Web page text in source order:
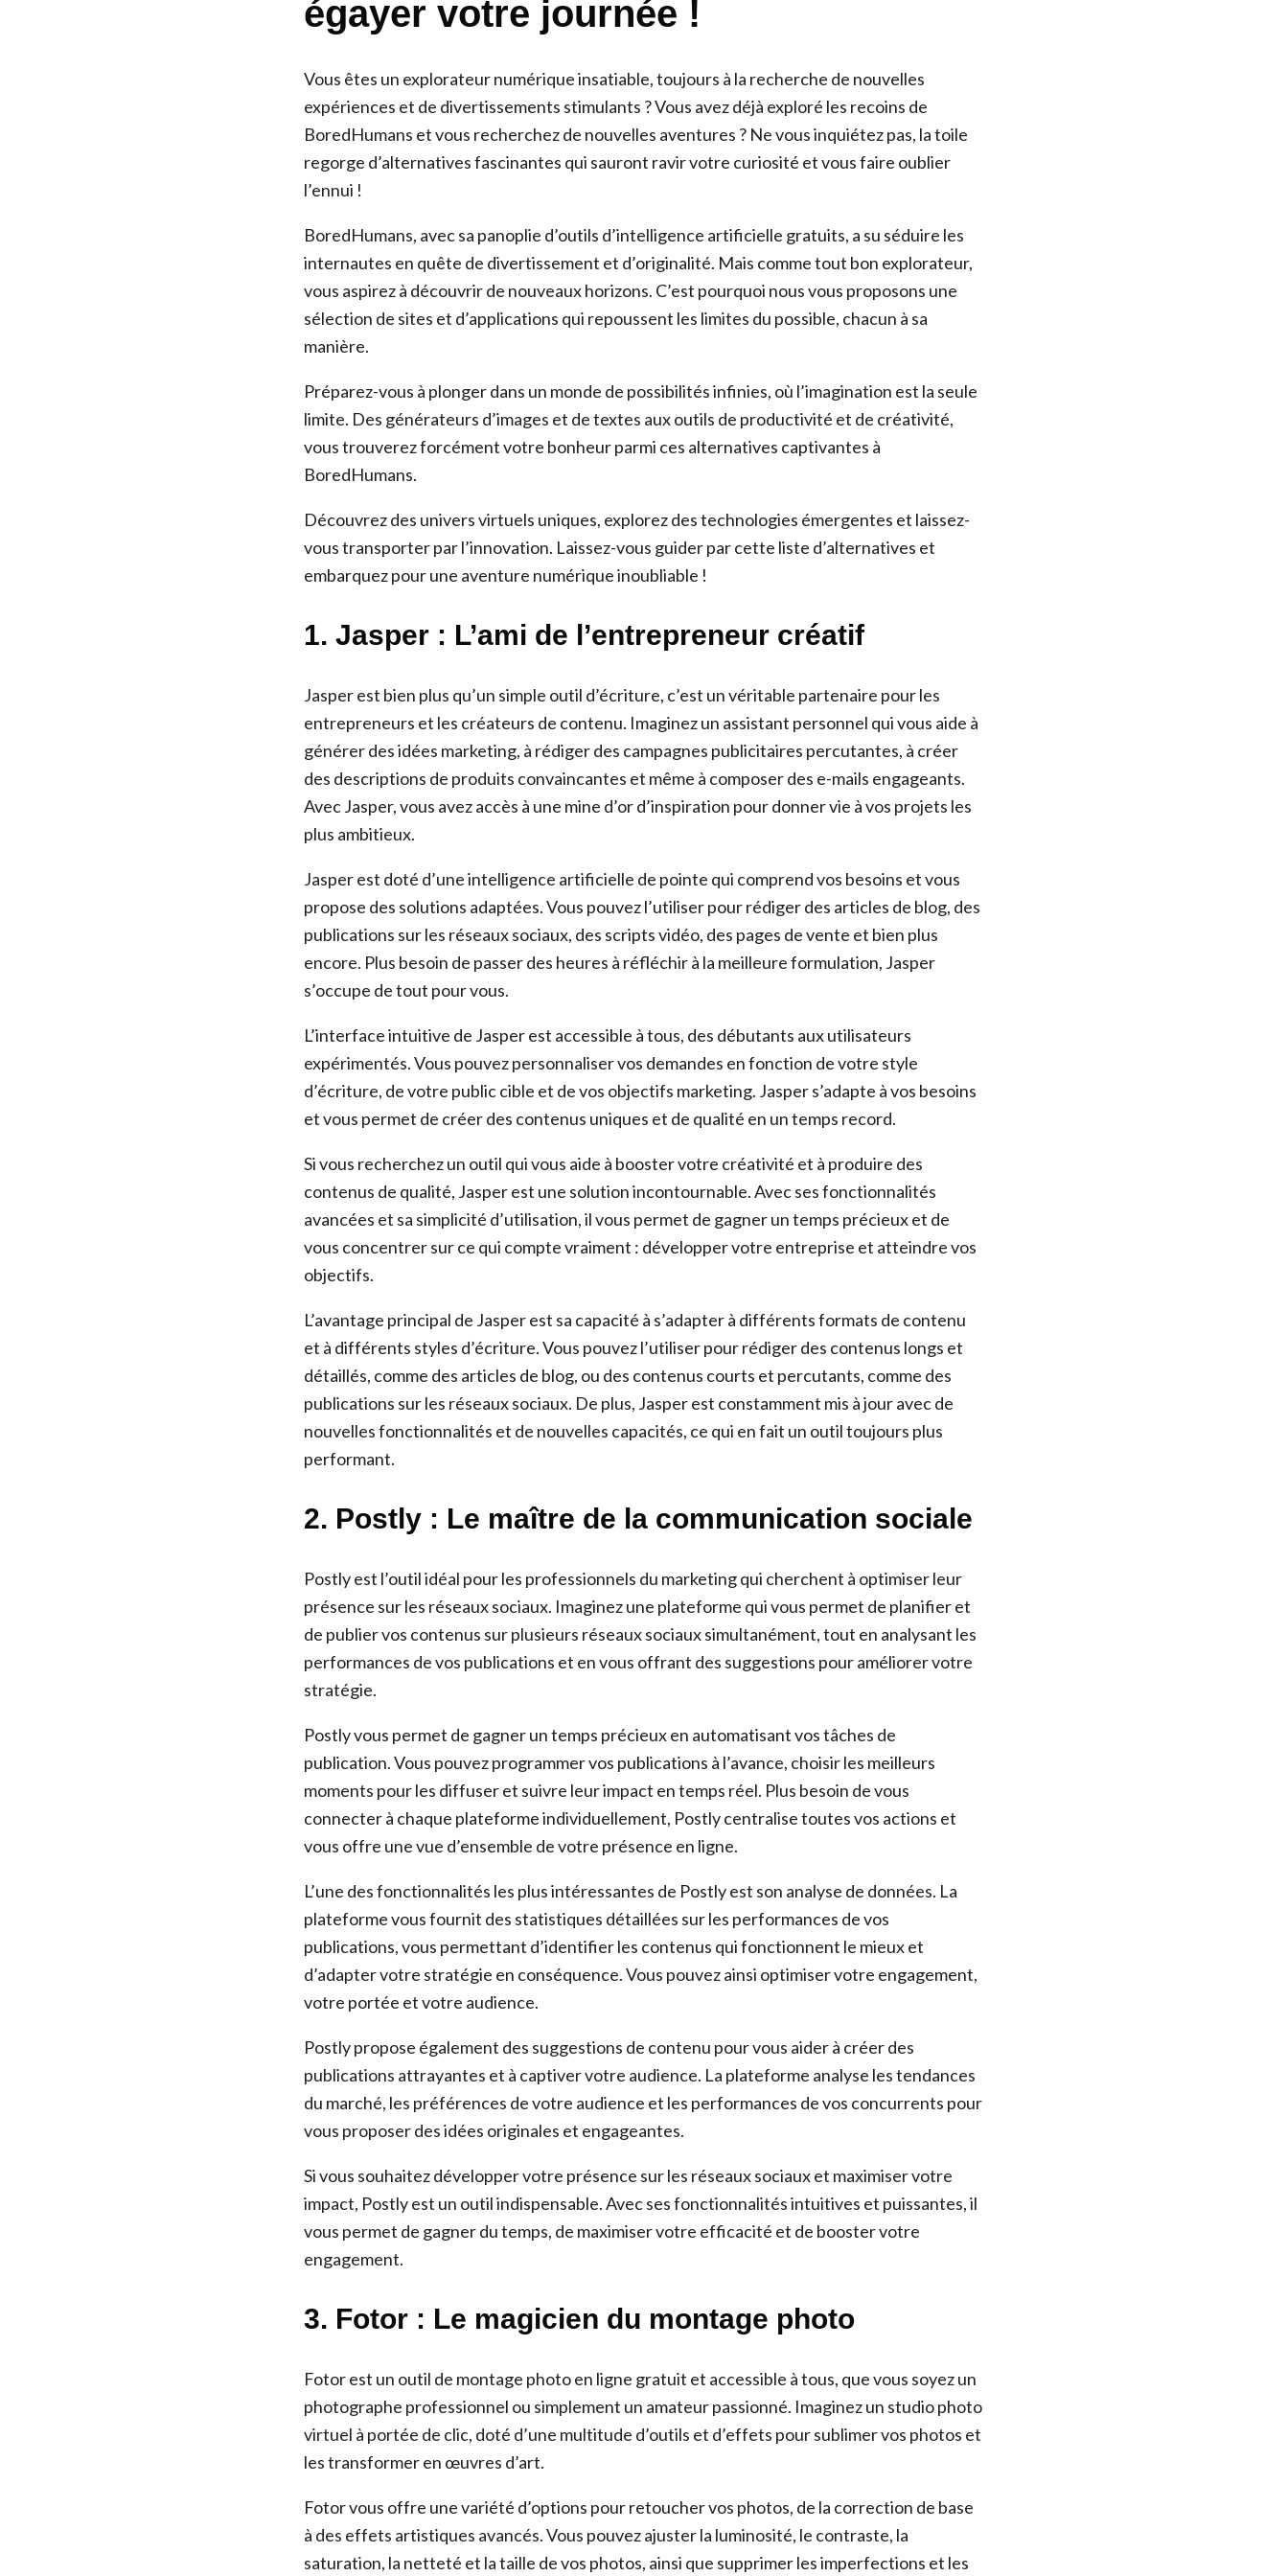
égayer votre journée !
Vous êtes un explorateur numérique insatiable, toujours à la recherche de nouvelles
expériences et de divertissements stimulants ? Vous avez déjà exploré les recoins de
BoredHumans et vous recherchez de nouvelles aventures ? Ne vous inquiétez pas, la toile
regorge d’alternatives fascinantes qui sauront ravir votre curiosité et vous faire oublier
l’ennui !
BoredHumans, avec sa panoplie d’outils d’intelligence artificielle gratuits, a su séduire les
internautes en quête de divertissement et d’originalité. Mais comme tout bon explorateur,
vous aspirez à découvrir de nouveaux horizons. C’est pourquoi nous vous proposons une
sélection de sites et d’applications qui repoussent les limites du possible, chacun à sa
manière.
Préparez-vous à plonger dans un monde de possibilités infinies, où l’imagination est la seule
limite. Des générateurs d’images et de textes aux outils de productivité et de créativité,
vous trouverez forcément votre bonheur parmi ces alternatives captivantes à
BoredHumans.
Découvrez des univers virtuels uniques, explorez des technologies émergentes et laissez-
vous transporter par l’innovation. Laissez-vous guider par cette liste d’alternatives et
embarquez pour une aventure numérique inoubliable !
1. Jasper : L’ami de l’entrepreneur créatif
Jasper est bien plus qu’un simple outil d’écriture, c’est un véritable partenaire pour les
entrepreneurs et les créateurs de contenu. Imaginez un assistant personnel qui vous aide à
générer des idées marketing, à rédiger des campagnes publicitaires percutantes, à créer
des descriptions de produits convaincantes et même à composer des e-mails engageants.
Avec Jasper, vous avez accès à une mine d’or d’inspiration pour donner vie à vos projets les
plus ambitieux.
Jasper est doté d’une intelligence artificielle de pointe qui comprend vos besoins et vous
propose des solutions adaptées. Vous pouvez l’utiliser pour rédiger des articles de blog, des
publications sur les réseaux sociaux, des scripts vidéo, des pages de vente et bien plus
encore. Plus besoin de passer des heures à réfléchir à la meilleure formulation, Jasper
s’occupe de tout pour vous.
L’interface intuitive de Jasper est accessible à tous, des débutants aux utilisateurs
expérimentés. Vous pouvez personnaliser vos demandes en fonction de votre style
d’écriture, de votre public cible et de vos objectifs marketing. Jasper s’adapte à vos besoins
et vous permet de créer des contenus uniques et de qualité en un temps record.
Si vous recherchez un outil qui vous aide à booster votre créativité et à produire des
contenus de qualité, Jasper est une solution incontournable. Avec ses fonctionnalités
avancées et sa simplicité d’utilisation, il vous permet de gagner un temps précieux et de
vous concentrer sur ce qui compte vraiment : développer votre entreprise et atteindre vos
objectifs.
L’avantage principal de Jasper est sa capacité à s’adapter à différents formats de contenu
et à différents styles d’écriture. Vous pouvez l’utiliser pour rédiger des contenus longs et
détaillés, comme des articles de blog, ou des contenus courts et percutants, comme des
publications sur les réseaux sociaux. De plus, Jasper est constamment mis à jour avec de
nouvelles fonctionnalités et de nouvelles capacités, ce qui en fait un outil toujours plus
performant.
2. Postly : Le maître de la communication sociale
Postly est l’outil idéal pour les professionnels du marketing qui cherchent à optimiser leur
présence sur les réseaux sociaux. Imaginez une plateforme qui vous permet de planifier et
de publier vos contenus sur plusieurs réseaux sociaux simultanément, tout en analysant les
performances de vos publications et en vous offrant des suggestions pour améliorer votre
stratégie.
Postly vous permet de gagner un temps précieux en automatisant vos tâches de
publication. Vous pouvez programmer vos publications à l’avance, choisir les meilleurs
moments pour les diffuser et suivre leur impact en temps réel. Plus besoin de vous
connecter à chaque plateforme individuellement, Postly centralise toutes vos actions et
vous offre une vue d’ensemble de votre présence en ligne.
L’une des fonctionnalités les plus intéressantes de Postly est son analyse de données. La
plateforme vous fournit des statistiques détaillées sur les performances de vos
publications, vous permettant d’identifier les contenus qui fonctionnent le mieux et
d’adapter votre stratégie en conséquence. Vous pouvez ainsi optimiser votre engagement,
votre portée et votre audience.
Postly propose également des suggestions de contenu pour vous aider à créer des
publications attrayantes et à captiver votre audience. La plateforme analyse les tendances
du marché, les préférences de votre audience et les performances de vos concurrents pour
vous proposer des idées originales et engageantes.
Si vous souhaitez développer votre présence sur les réseaux sociaux et maximiser votre
impact, Postly est un outil indispensable. Avec ses fonctionnalités intuitives et puissantes, il
vous permet de gagner du temps, de maximiser votre efficacité et de booster votre
engagement.
3. Fotor : Le magicien du montage photo
Fotor est un outil de montage photo en ligne gratuit et accessible à tous, que vous soyez un
photographe professionnel ou simplement un amateur passionné. Imaginez un studio photo
virtuel à portée de clic, doté d’une multitude d’outils et d’effets pour sublimer vos photos et
les transformer en œuvres d’art.
Fotor vous offre une variété d’options pour retoucher vos photos, de la correction de base
à des effets artistiques avancés. Vous pouvez ajuster la luminosité, le contraste, la
saturation, la netteté et la taille de vos photos, ainsi que supprimer les imperfections et les